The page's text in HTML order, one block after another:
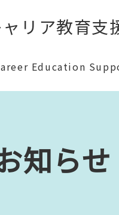
リア教育支
Education
知らせ